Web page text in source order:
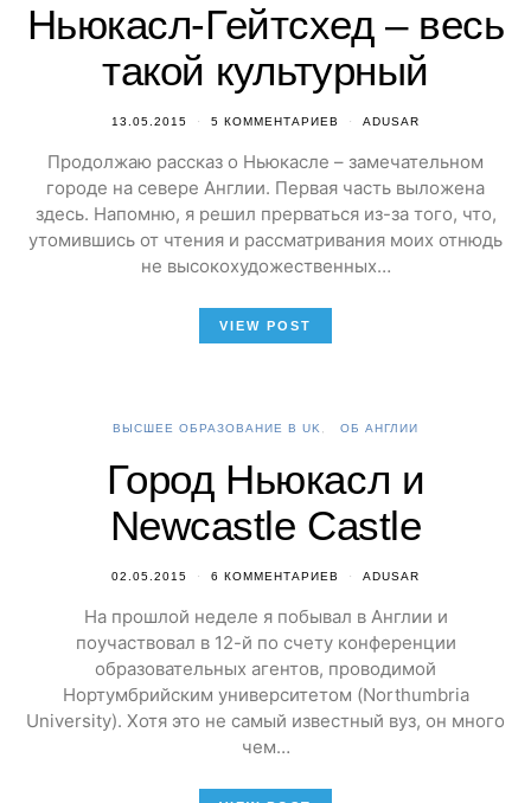
Ньюкасл-Гейтсхед – весь
такой культурный
13.05.2015 5 КОММЕНТАРИЕВ ADUSAR
Продолжаю рассказ о Ньюкасле – замечательном
городе на севере Англии. Первая часть выложена
здесь. Напомню, я решил прерваться из-за того, что,
утомившись от чтения и рассматривания моих отнюдь
не высокохудожественных…
VIEW POST
ВЫСШЕЕ ОБРАЗОВАНИЕ В UK ОБ АНГЛИИ
Город Ньюкасл и
Newcastle Castle
02.05.2015 6 КОММЕНТАРИЕВ ADUSAR
На прошлой неделе я побывал в Англии и
поучаствовал в 12-й по счету конференции
образовательных агентов, проводимой
Нортумбрийским университетом (Northumbria
University). Хотя это не самый известный вуз, он много
чем…